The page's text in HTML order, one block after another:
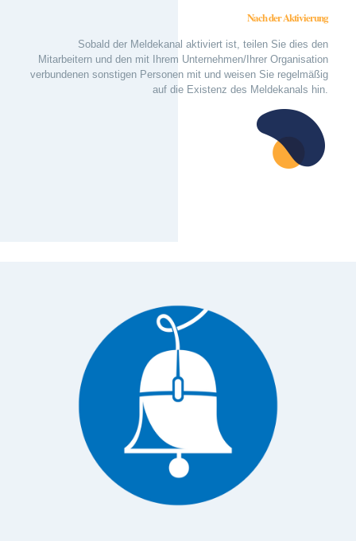
Nach der Aktivierung
Sobald der Meldekanal aktiviert ist, teilen Sie dies den
Mitarbeitern und den mit Ihrem Unternehmen/Ihrer Organisation
verbundenen sonstigen Personen mit und weisen Sie regelmäßig
auf die Existenz des Meldekanals hin.